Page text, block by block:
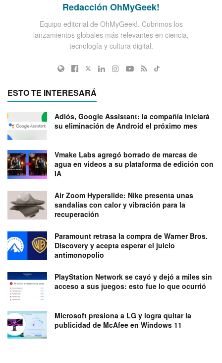
Redacción OhMyGeek!
Equipo editorial de OhMyGeek!. Cubrimos los
lanzamientos globales más relevantes en ciencia,
tecnología y cultura digital.
ESTO TE INTERESARÁ
Adiós, Google Assistant: la compañía iniciará
su eliminación de Android el próximo mes
Vmake Labs agregó borrado de marcas de
agua en videos a su plataforma de edición con
IA
Air Zoom Hyperslide: Nike presenta unas
sandalias con calor y vibración para la
recuperación
Paramount retrasa la compra de Warner Bros.
Discovery y acepta esperar el juicio
antimonopolio
PlayStation Network se cayó y dejó a miles sin
acceso a sus juegos: esto fue lo que ocurrió
Microsoft presiona a LG y logra quitar la
publicidad de McAfee en Windows 11